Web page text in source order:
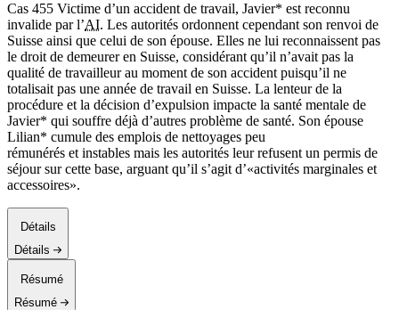
Cas 455 Victime d’un accident de travail, Javier* est reconnu
invalide par l’AI. Les autorités ordonnent cependant son renvoi de
Suisse ainsi que celui de son épouse. Elles ne lui reconnaissent pas
le droit de demeurer en Suisse, considérant qu’il n’avait pas la
qualité de travailleur au moment de son accident puisqu’il ne
totalisait pas une année de travail en Suisse. La lenteur de la
procédure et la décision d’expulsion impacte la santé mentale de
Javier* qui souffre déjà d’autres problème de santé. Son épouse
Lilian* cumule des emplois de nettoyages peu
rémunérés et instables mais les autorités leur refusent un permis de
séjour sur cette base, arguant qu’il s’agit d’«activités marginales et
accessoires».
Détails
Détails
Résumé
Résumé